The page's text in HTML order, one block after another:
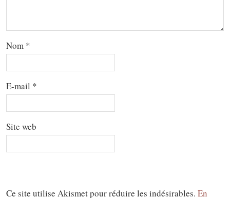
Nom *
E-mail *
Site web
Ce site utilise Akismet pour réduire les indésirables. En